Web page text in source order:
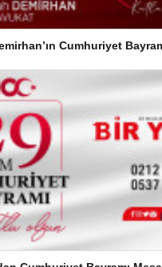
Cumhuriyet